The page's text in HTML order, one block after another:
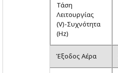
Τάση
Λειτουργίας
(V)-Συχνότητα
(Hz)
Έξοδος Αέρα